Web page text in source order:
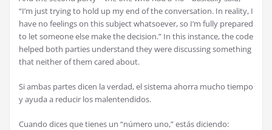
“I’m just trying to hold up my end of the conversation. In reality, I
have no feelings on this subject whatsoever, so I’m fully prepared
to let someone else make the decision.” In this instance, the code
helped both parties understand they were discussing something
that neither of them cared about.
Si ambas partes dicen la verdad, el sistema ahorra mucho tiempo
y ayuda a reducir los malentendidos.
Cuando dices que tienes un “número uno,” estás diciendo: